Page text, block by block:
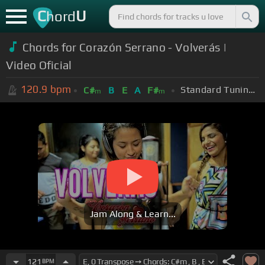
ChordU
Chords for Corazón Serrano - Volverás |
Video Oficial
120.9 bpm C#m B E A F#m Standard Tuning (EADGBE)
Jam Along & Learn...
121 BPM